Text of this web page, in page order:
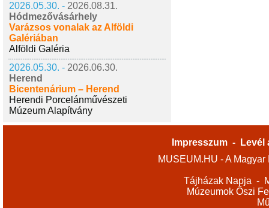
2026.05.30. - 2026.08.31.
Hódmezővásárhely
Varázsos vonalak az Alföldi
Galériában
Alföldi Galéria
2026.05.30. - 2026.06.30.
Herend
Bicentenárium – Herend
Herendi Porcelánművészeti
Múzeum Alapítvány
Impresszum -
Levél
MUSEUM.HU - A
Tájházak Napja -
Múzeumok Őszi